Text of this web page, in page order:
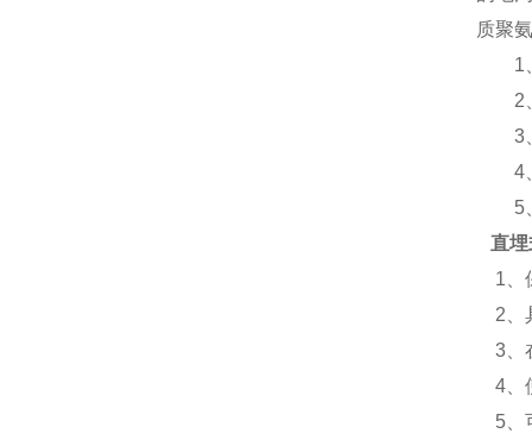
质聚
1、
2、
3、
4、
5、
直
1、
2、
3、
4、
5、